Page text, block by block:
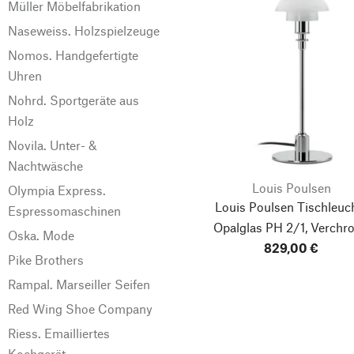
Müller Möbelfabrikation
Naseweiss. Holzspielzeuge
Nomos. Handgefertigte
Uhren
Nohrd. Sportgeräte aus
Holz
Novila. Unter- &
Nachtwäsche
Olympia Express.
Espressomaschinen
Oska. Mode
Pike Brothers
Rampal. Marseiller Seifen
Red Wing Shoe Company
Riess. Emailliertes
Louis Poulsen
Louis Poulsen
Opalglas PH 2/1,
829,00 €